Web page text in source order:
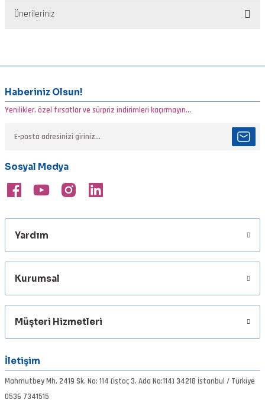
Önerileriniz
konularda yetersiz gördüğünüz noktaları öneri formunu kullanarak
Görüş ve önerileriniz için teşekkür ederiz.
Ürün resmi kalitesiz, bozuk veya görüntülenemiyor.
Ürün açıklamasında eksik bilgiler bulunuyor.
Ürün fiyatı diğer sitelerden daha pahalı.
Bu ürüne benzer farklı alternatifler olmalı.
Gönder
Haberiniz Olsun!
Yenilikler, özel fırsatlar ve sürpriz indirimleri kaçırmayın...
Sosyal Medya
Yardım
Kurumsal
Müşteri Hizmetleri
İletişim
Mahmutbey Mh. 2419 Sk. No: 114 (İstoç 3. Ada No:114) 34218 İstanbul / Türkiye
0536 7341515